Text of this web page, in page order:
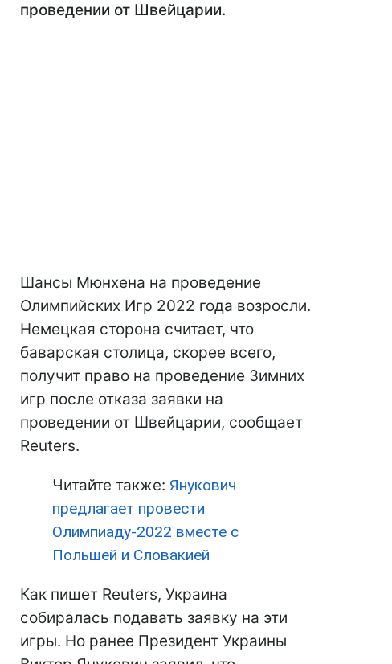
проведении от Швейцарии.
Шансы Мюнхена на проведение
Олимпийских Игр 2022 года возросли.
Немецкая сторона считает, что
баварская столица, скорее всего,
получит право на проведение Зимних
игр после отказа заявки на
проведении от Швейцарии, сообщает
Reuters.
Читайте также: Янукович
предлагает провести
Олимпиаду-2022 вместе с
Польшей и Словакией
Как пишет Reuters, Украина
собиралась подавать заявку на эти
игры. Но ранее Президент Украины